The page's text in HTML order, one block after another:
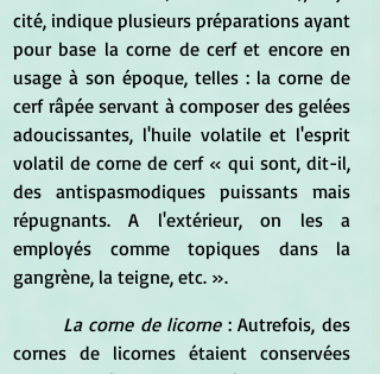
cité, indique plusieurs préparations ayant
pour base la corne de cerf et encore en
usage à son époque, telles : la corne de
cerf râpée servant à composer des gelées
adoucissantes, l'huile volatile et l'esprit
volatil de corne de cerf « qui sont, dit-il,
des antispasmodiques puissants mais
répugnants. A l'extérieur, on les a
employés comme topiques dans la
gangrène, la teigne, etc. ».
	La corne de licorne
: Autrefois, des
cornes de licornes étaient conservées